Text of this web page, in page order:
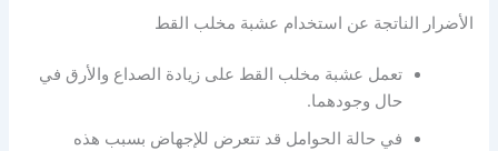
الأضرار الناتجة عن استخدام عشبة مخلب القط
تعمل عشبة مخلب القط على زيادة الصداع والأرق في
حال وجودهما.
في حالة الحوامل قد تتعرض للإجهاض بسبب هذه